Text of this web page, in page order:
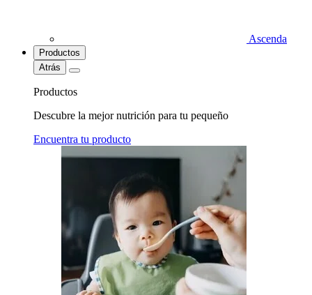
Ascenda
Productos
Atrás
Productos
Descubre la mejor nutrición para tu pequeño
Encuentra tu producto